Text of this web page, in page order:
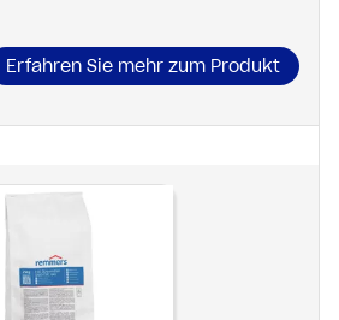
Erfahren Sie mehr zum Produkt